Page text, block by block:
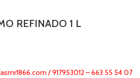
REFINADO 1 L
/ 917953012 – 663 55 54 07